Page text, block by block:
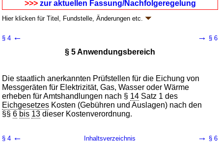
>>> zur aktuellen Fassung/Nachfolgeregelung
Hier klicken fürTitel, Fundstelle, Änderungen etc.
3 weitere Fassungen | Drucksachen / Entwurf / Begründung
|
wird in 3 Vorschriften zitiert
Zweiter Abschnitt Kosten für Amtshandlungen der
staatlich anerkannten Prüfstellen
§ 4 ← → § 6
§ 5 Anwendungsbereich
Die staatlich anerkannten Prüfstellen für die Eichung von
Messgeräten für Elektrizität, Gas, Wasser oder Wärme
erheben für Amtshandlungen nach § 14 Satz 1 des
Eichgesetzes Kosten (Gebühren und Auslagen) nach den
§§6 bis 13 dieser Kostenverordnung.
§ 4 ← Inhaltsverzeichnis → § 6